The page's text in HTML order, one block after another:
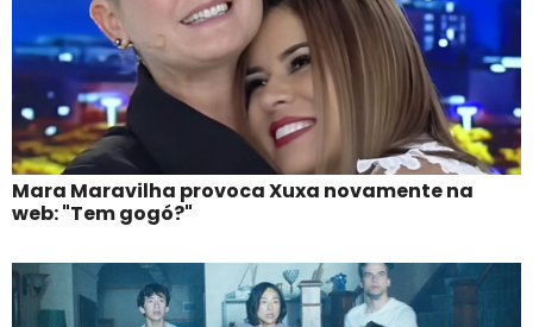
Mara Maravilha provoca Xuxa novamente na
web: "Tem gogó?"